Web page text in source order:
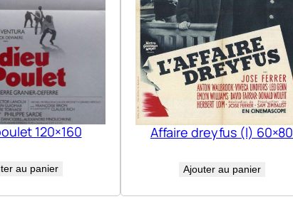
120×160
au panier
Affaire dreyfus (l) 60×80
Ajouter au panier